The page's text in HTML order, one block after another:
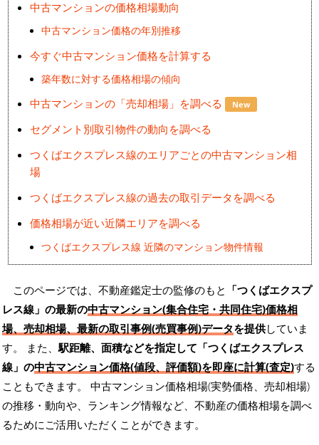
中古マンションの価格相場動向
中古マンション価格の年別推移
今すぐ中古マンション価格を計算する
築年数に対する価格相場の傾向
中古マンションの「売却相場」を調べる New
セグメント別取引物件の動向を調べる
つくばエクスプレス線のエリアごとの中古マンション相
場
つくばエクスプレス線の過去の取引データを調べる
価格相場が近い近隣エリアを調べる
つくばエクスプレス線 近隣のマンション物件情報
このページでは、不動産鑑定士の監修のもと 「つくばエクスプ
レス線」の最新の中古マンション(集合住宅・共同住宅)価格相
場、売却相場、最新の取引事例(売買事例)データを提供していま
す。 また、駅距離、面積などを指定して「つくばエクスプレス
線」の中古マンション価格(値段、評価額)を即座に計算(査定)する
こともできます。 中古マンション価格相場(実勢価格、売却相場)
の推移・動向や、ランキング情報など、不動産の価格相場を調べ
るためにご活用いただくことができます。